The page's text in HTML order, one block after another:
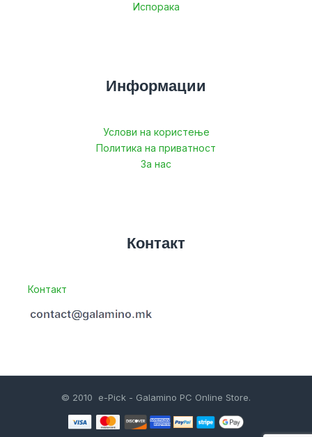
Испорака
Информации
Услови на користење
Политика на приватност
За нас
Контакт
Контакт
© 2010 e-Pick - Galamino PC Online Store.